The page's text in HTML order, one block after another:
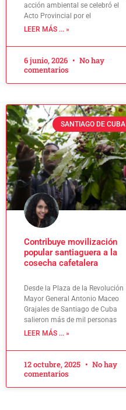
acción ambiental se celebró el
Acto Provincial por el
LEER MÁS ... »
6 junio, 2026
No hay
comentarios
SANTIAGO DE CUBA
Contribuye movilización
popular santiaguera a la
cosecha cafetalera
Desde la Plaza de la Revolución
Mayor General Antonio Maceo
Grajales de Santiago de Cuba
salieron más de mil personas
LEER MÁS ... »
12 octubre, 2025
No hay
comentarios